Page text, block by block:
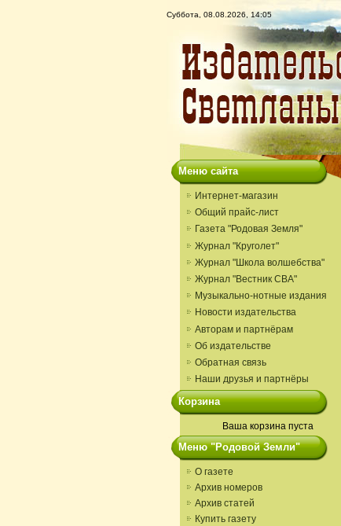
Суббота, 08.08.2026, 14:05
Меню сайта
Интернет-магазин
Общий прайс-лист
Газета "Родовая Земля"
Журнал "Круголет"
Журнал "Школа волшебства"
Журнал "Вестник СВА"
Музыкально-нотные издания
Новости издательства
Авторам и партнёрам
Об издательстве
Обратная связь
Наши друзья и партнёры
Корзина
Ваша корзина пуста
Меню "Родовой Земли"
О газете
Архив номеров
Архив статей
Купить газету